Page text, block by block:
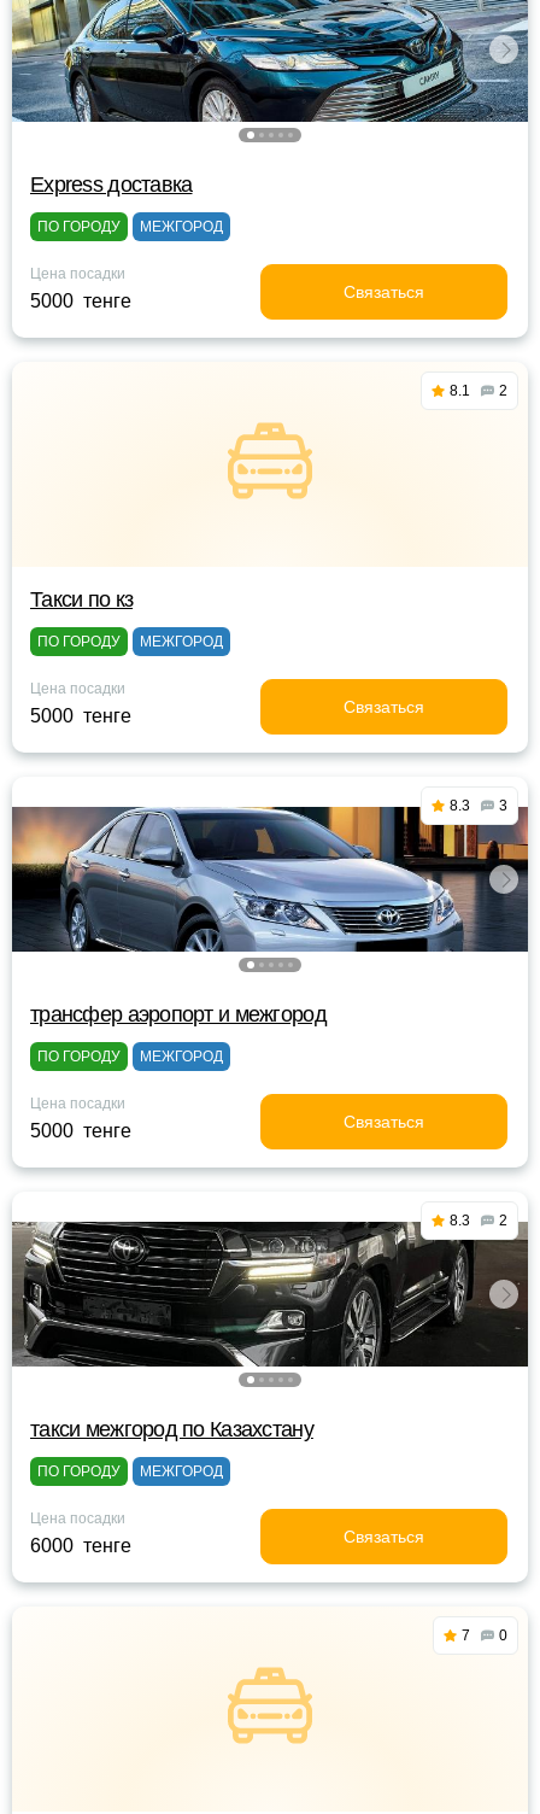
Express доставка
ПО ГОРОДУ МЕЖГОРОД
Цена посадки
5000 тенге Связаться
8.1 2
Такси по кз
ПО ГОРОДУ МЕЖГОРОД
Цена посадки
5000 тенге Связаться
8.3 3
трансфер аэропорт и межгород
ПО ГОРОДУ МЕЖГОРОД
Цена посадки
5000 тенге Связаться
8.3 2
такси межгород по Казахстану
ПО ГОРОДУ МЕЖГОРОД
Цена посадки
6000 тенге Связаться
7 0